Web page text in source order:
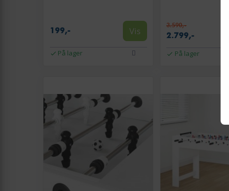
199,- Vis
På lager
3.590,-
2.799,-
På lager